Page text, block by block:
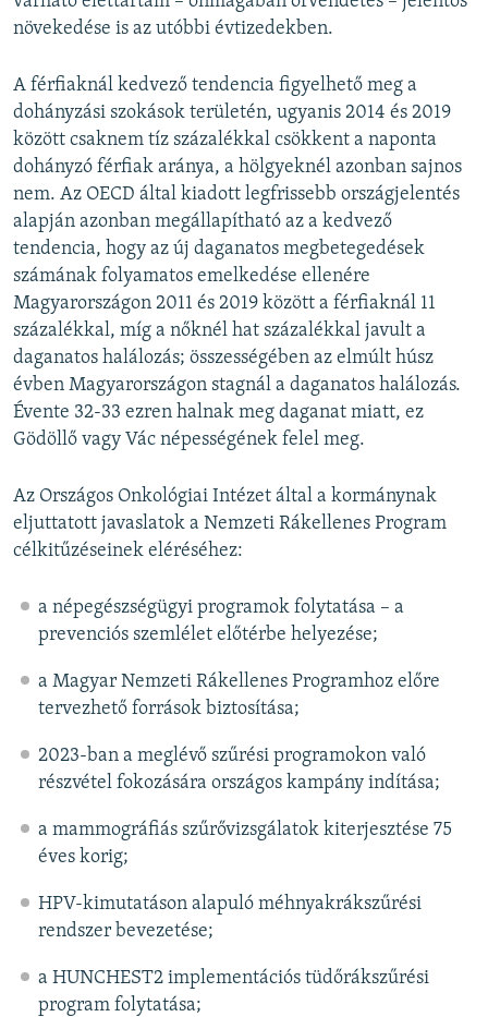
növekedése is az utóbbi évtizedekben.
A férfiaknál kedvező tendencia figyelhető meg a
dohányzási szokások területén, ugyanis 2014 és 2019
között csaknem tíz százalékkal csökkent a naponta
dohányzó férfiak aránya, a hölgyeknél azonban sajnos
nem. Az OECD által kiadott legfrissebb országjelentés
alapján azonban megállapítható az a kedvező
tendencia, hogy az új daganatos megbetegedések
számának folyamatos emelkedése ellenére
Magyarországon 2011 és 2019 között a férfiaknál 11
százalékkal, míg a nőknél hat százalékkal javult a
daganatos halálozás; összességében az elmúlt húsz
évben Magyarországon stagnál a daganatos halálozás.
Évente 32-33 ezren halnak meg daganat miatt, ez
Gödöllő vagy Vác népességének felel meg.
Az Országos Onkológiai Intézet által a kormánynak
eljuttatott javaslatok a Nemzeti Rákellenes Program
célkitűzéseinek eléréséhez:
a népegészségügyi programok folytatása – a
prevenciós szemlélet előtérbe helyezése;
a Magyar Nemzeti Rákellenes Programhoz előre
tervezhető források biztosítása;
2023-ban a meglévő szűrési programokon való
részvétel fokozására országos kampány indítása;
a mammográfiás szűrővizsgálatok kiterjesztése 75
éves korig;
HPV-kimutatáson alapuló méhnyakrákszűrési
rendszer bevezetése;
a HUNCHEST2 implementációs tüdőrákszűrési
program folytatása;